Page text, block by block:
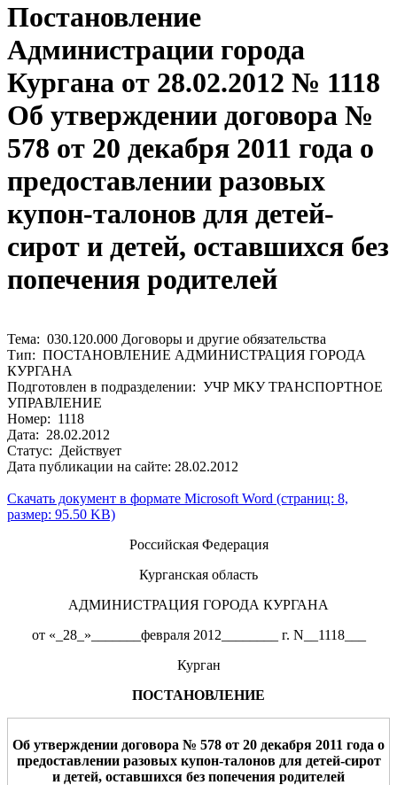
Постановление
Администрации города
Кургана от 28.02.2012 № 1118
Об утверждении договора №
578 от 20 декабря 2011 года о
предоставлении разовых
купон-талонов для детей-
сирот и детей, оставшихся без
попечения родителей
Тема: 030.120.000 Договоры и другие обязательства
Тип: ПОСТАНОВЛЕНИЕ АДМИНИСТРАЦИЯ ГОРОДА
КУРГАНА
Подготовлен в подразделении: УЧР МКУ ТРАНСПОРТНОЕ
УПРАВЛЕНИЕ
Номер: 1118
Дата: 28.02.2012
Статус: Действует
Дата публикации на сайте: 28.02.2012
Скачать документ в формате Microsoft Word (страниц: 8,
размер: 95.50 KB)
Российская Федерация
Курганская область
АДМИНИСТРАЦИЯ ГОРОДА КУРГАНА
от «_28_»_______февраля 2012________ г. N__1118___
Курган
ПОСТАНОВЛЕНИЕ
Об утверждении договора № 578 от 20 декабря 2011 года о
предоставлении разовых купон-талонов для детей-сирот
и детей, оставшихся без попечения родителей